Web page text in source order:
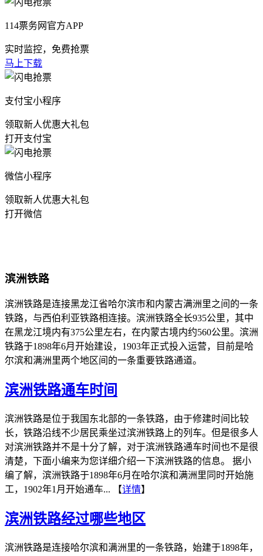
114票务网官方APP
实时监控，免费抢票
马上下载
支付宝小程序
领取新人优惠大礼包
打开支付宝
微信小程序
领取新人优惠大礼包
打开微信
滨洲铁路
滨洲铁路是连接黑龙江省哈尔滨市和内蒙古满洲里之间的一条
铁路，与西伯利亚铁路相连接。滨洲铁路全长935公里，其中
在黑龙江境内有375公里左右，在内蒙古境内约560公里。滨洲
铁路于1898年6月开始建设，1903年正式投入运营，目前是哈
尔滨和满洲里两个地区间的一条重要铁路通道。
滨洲铁路通车时间
滨洲铁路是位于我国东北部的一条铁路，由于修建时间比较
长，铁路沿线不少居民乘坐过滨洲铁路上的列车。但是很多人
对滨洲铁路并不是十分了解，对于滨洲铁路通车时间也不是很
清楚，下面小编来为您详细介绍一下滨洲铁路的信息。 据小
编了解，滨洲铁路于1898年6月在哈尔滨和满洲里同时开始施
工，1902年1月开始通车... 【详情】
滨洲铁路经过哪些地区
滨洲铁路是连接哈尔滨和满洲里的一条铁路，始建于1898年，